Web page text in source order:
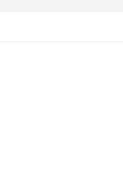
bảo được chất lượng.